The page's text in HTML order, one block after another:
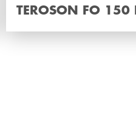
TEROSON FO 150